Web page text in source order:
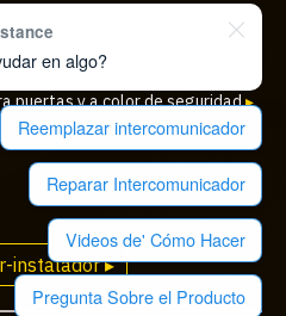
para puertas
puertas y a color de seguridad▸
instalador ▸
en algo?
Reemplazar intercomunicador
Reparar Intercomunicador
Videos de' Cómo Hacer
Pregunta Sobre el Producto